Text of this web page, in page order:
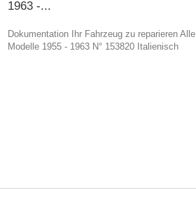
1963 -...
Dokumentation Ihr Fahrzeug zu reparieren Alle
Modelle 1955 - 1963 N° 153820 Italienisch